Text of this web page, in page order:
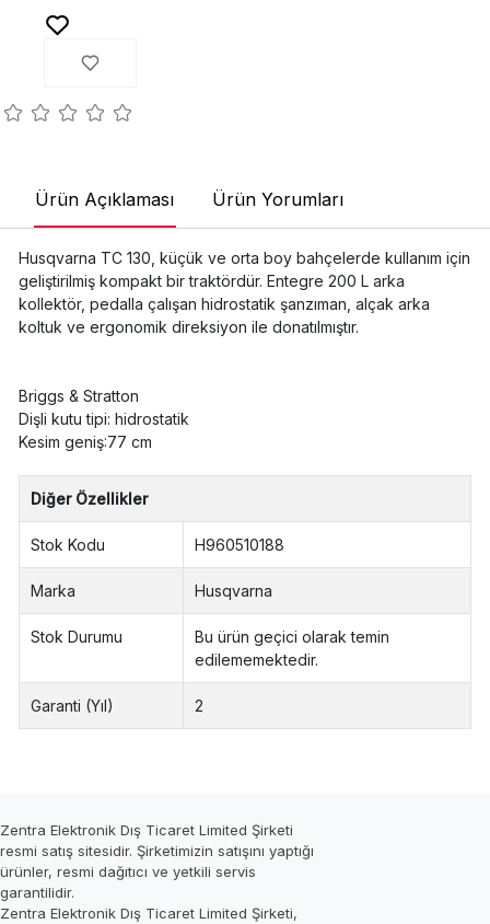
Ürün Açıklaması Ürün Yorumları
Husqvarna TC 130, küçük ve orta boy bahçelerde kullanım için
geliştirilmiş kompakt bir traktördür. Entegre 200 L arka
kollektör, pedalla çalışan hidrostatik şanzıman, alçak arka
koltuk ve ergonomik direksiyon ile donatılmıştır.
Briggs & Stratton
Dişli kutu tipi: hidrostatik
Kesim geniş:77 cm
Diğer Özellikler
Stok Kodu H960510188
Marka Husqvarna
Stok Durumu
Bu ürün geçici olarak temin
edilememektedir.
Garanti (Yıl) 2
Zentra Elektronik Dış Ticaret Limited Şirketi
resmi satış sitesidir. Şirketimizin satışını yaptığı
ürünler, resmi dağıtıcı ve yetkili servis
garantilidir.
Zentra Elektronik Dış Ticaret Limited Şirketi,